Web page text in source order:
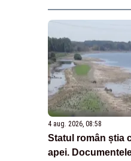
PNRR”
4 aug. 2026, 08:58
Statul român știa
apei.